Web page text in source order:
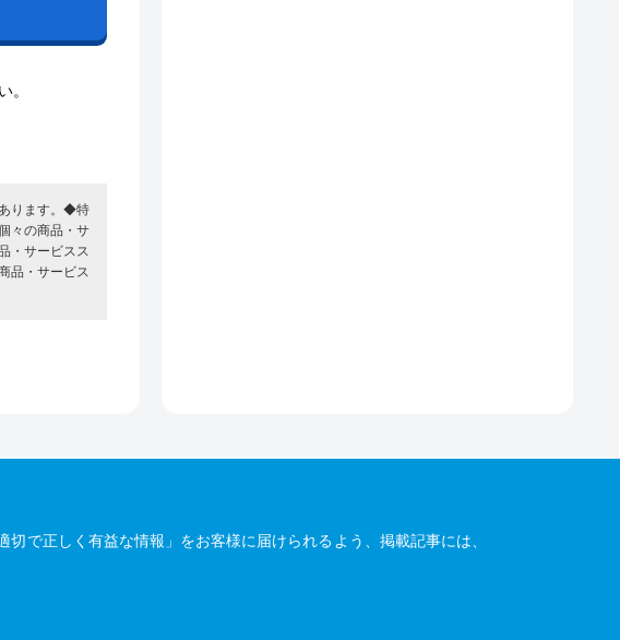
。
ります。◆特
々の商品・サ
・サービスス
品・サービス
で正しく有益な情報」をお客様に届けられるよう、掲載記事には、